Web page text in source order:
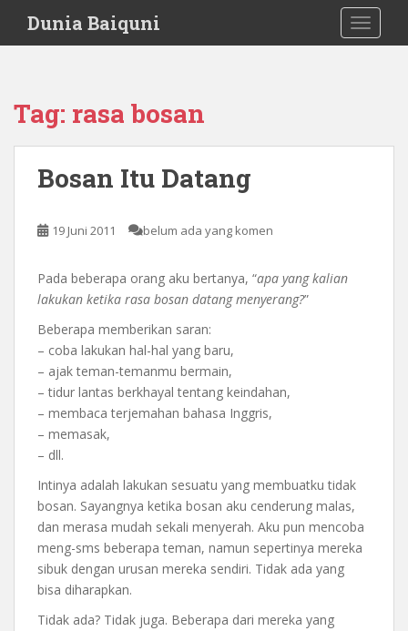
i
Dunia Baiquni
Tag: rasa bosan
Bosan Itu Datang
19 Juni 2011 belum ada yang komen
Pada beberapa orang aku bertanya, “apa yang kalian
lakukan ketika rasa bosan datang menyerang?”
Beberapa memberikan saran:
– coba lakukan hal-hal yang baru,
– ajak teman-temanmu bermain,
– tidur lantas berkhayal tentang keindahan,
– membaca terjemahan bahasa Inggris,
– memasak,
– dll.
Intinya adalah lakukan sesuatu yang membuatku tidak
bosan. Sayangnya ketika bosan aku cenderung malas,
dan merasa mudah sekali menyerah. Aku pun mencoba
meng-sms beberapa teman, namun sepertinya mereka
sibuk dengan urusan mereka sendiri. Tidak ada yang
bisa diharapkan.
Tidak ada? Tidak juga. Beberapa dari mereka yang